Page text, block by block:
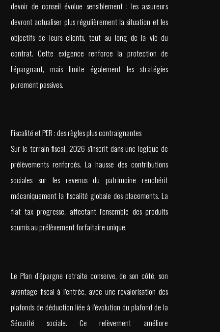
devoir de conseil évolue sensiblement : les assureurs
devront actualiser plus régulièrement la situation et les
objectifs de leurs clients, tout au long de la vie du
contrat. Cette exigence renforce la protection de
l’épargnant, mais limite également les stratégies
purement passives.
Fiscalité et PER : des règles plus contraignantes
Sur le terrain fiscal, 2026 s’inscrit dans une logique de
prélèvements renforcés. La hausse des contributions
sociales sur les revenus du patrimoine renchérit
mécaniquement la fiscalité globale des placements. La
flat tax progresse, affectant l’ensemble des produits
soumis au prélèvement forfaitaire unique.
Le Plan d’épargne retraite conserve, de son côté, son
avantage fiscal à l’entrée, avec une revalorisation des
plafonds de déduction liée à l’évolution du plafond de la
Sécurité sociale. Ce relèvement améliore